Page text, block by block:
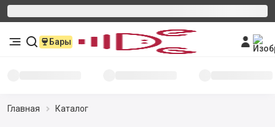
Бары
Главная Каталог